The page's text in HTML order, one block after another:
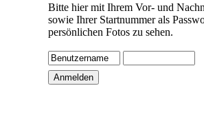
Bitte hier mit Ihrem Vor- und
sowie Ihrer Startnummer als
persönlichen Fotos zu sehen.